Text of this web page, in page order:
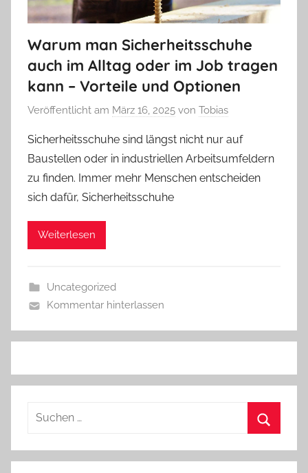
Warum man Sicherheitsschuhe
auch im Alltag oder im Job tragen
kann – Vorteile und Optionen
Veröffentlicht am März 16, 2025 von Tobias
Sicherheitsschuhe sind längst nicht nur auf
Baustellen oder in industriellen Arbeitsumfeldern
zu finden. Immer mehr Menschen entscheiden
sich dafür, Sicherheitsschuhe
Weiterlesen
Uncategorized
Kommentar hinterlassen
Suchen